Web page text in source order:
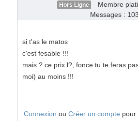
Hors Ligne
Membre
Messages :
si t'as le matos
c'est fesable !!!
mais ? ce prix l?, fonce tu te feras
moi) au moins !!!
Connexion ou Créer un compte pour